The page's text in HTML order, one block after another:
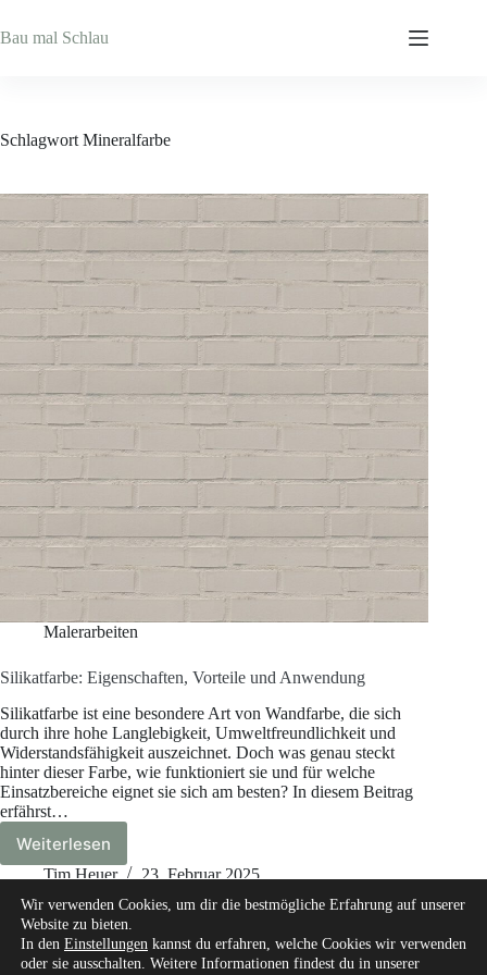
Inhalt
springen
Bau mal Schlau
Schlagwort Mineralfarbe
Malerarbeiten
Silikatfarbe: Eigenschaften, Vorteile und Anwendung
Silikatfarbe ist eine besondere Art von Wandfarbe, die sich
durch ihre hohe Langlebigkeit, Umweltfreundlichkeit und
Widerstandsfähigkeit auszeichnet. Doch was genau steckt
hinter dieser Farbe, wie funktioniert sie und für welche
Einsatzbereiche eignet sie sich am besten? In diesem Beitrag
erfährst…
Weiterlesen
Silikatfarbe:
Eigenschaften,
und
Anwendung
Tim Heuer 23. Februar 2025
Wir verwenden Cookies, um dir die bestmögliche Erfahrung auf unserer
Website zu bieten.
In den Einstellungen kannst du erfahren, welche Cookies wir verwenden
oder sie ausschalten. Weitere Informationen findest du in unserer